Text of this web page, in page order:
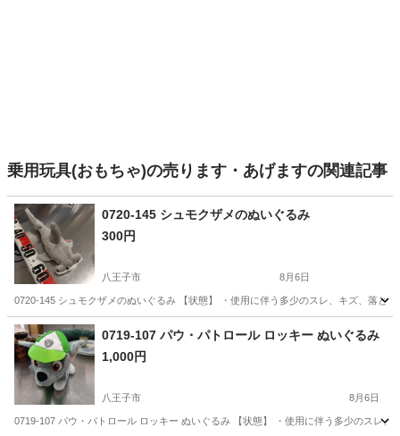
乗用玩具(おもちゃ)の売ります・あげますの関連記事
0720-145 シュモクザメのぬいぐるみ
300円
八王子市 8月6日
0720-145 シュモクザメのぬいぐるみ 【状態】 ・使用に伴う多少のスレ、キズ、落
東京 八王子市 0719-107 パウ・パトロール ロッキー ぬいぐるみ
1,000円
八王子市 8月6日
0719-107 パウ・パトロール ロッキー ぬいぐるみ 【状態】 ・使用に伴う多少のスレ